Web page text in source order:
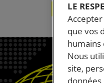
RUSSIE
LE
que vos
humains
Nous
site,